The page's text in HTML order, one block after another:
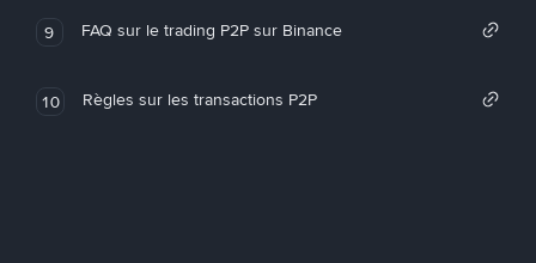
9 FAQ sur le trading P2P sur Binance
10 Règles sur les transactions P2P